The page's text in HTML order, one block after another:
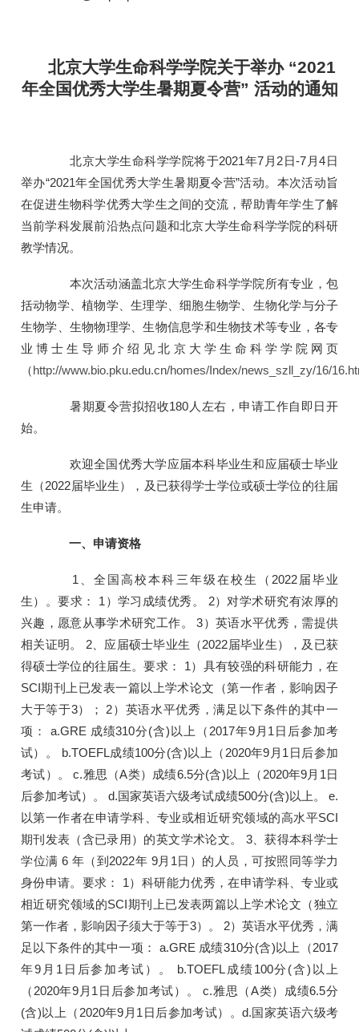
北京大学生命科学学院关于举办 “2021
年全国优秀大学生暑期夏令营” 活动的通知
北京大学生命科学学院将于2021年7月2日-7月4日
举办“2021年全国优秀大学生暑期夏令营”活动。本次活动旨
在促进生物科学优秀大学生之间的交流，帮助青年学生了解
当前学科发展前沿热点问题和北京大学生命科学学院的科研
教学情况。
本次活动涵盖北京大学生命科学学院所有专业，包
括动物学、植物学、生理学、细胞生物学、生物化学与分子
生物学、生物物理学、生物信息学和生物技术等专业，各专
业博士生导师介绍见北京大学生命科学学院网页
（http://www.bio.pku.edu.cn/homes/Index/news_szll_zy/16/
暑期夏令营拟招收180人左右，申请工作自即日开
始。
欢迎全国优秀大学应届本科毕业生和应届硕士毕业
生（2022届毕业生），及已获得学士学位或硕士学位的往届
生申请。
一、申请资格
1、全国高校本科三年级在校生（2022届毕业
生）。要求： 1）学习成绩优秀。 2）对学术研究有浓厚的
兴趣，愿意从事学术研究工作。 3）英语水平优秀，需提供
相关证明。 2、应届硕士毕业生（2022届毕业生），及已获
得硕士学位的往届生。要求： 1）具有较强的科研能力，在
SCI期刊上已发表一篇以上学术论文（第一作者，影响因子
大于等于3）； 2）英语水平优秀，满足以下条件的其中一
项： a.GRE 成绩310分(含)以上（2017年9月1日后参加考
试）。 b.TOEFL成绩100分(含)以上（2020年9月1日后参加
考试）。 c.雅思（A类）成绩6.5分(含)以上（2020年9月1日
后参加考试）。 d.国家英语六级考试成绩500分(含)以上。 e.
以第一作者在申请学科、专业或相近研究领域的高水平SCI
期刊发表（含已录用）的英文学术论文。 3、获得本科学士
学位满 6 年（到2022年 9月1日）的人员，可按照同等学力
身份申请。要求： 1）科研能力优秀，在申请学科、专业或
相近研究领域的SCI期刊上已发表两篇以上学术论文（独立
第一作者，影响因子须大于等于3）。 2）英语水平优秀，满
足以下条件的其中一项： a.GRE 成绩310分(含)以上（2017
年9月1日后参加考试）。 b.TOEFL成绩100分(含)以上
（2020年9月1日后参加考试）。 c.雅思（A类）成绩6.5分
(含)以上（2020年9月1日后参加考试）。d.国家英语六级考